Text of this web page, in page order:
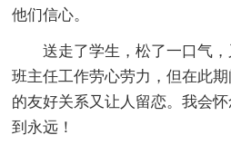
他们信心。
送走了学生，松了一口气
班主任工作劳心劳力，但在此
的友好关系又让人留恋。我会
到永远！